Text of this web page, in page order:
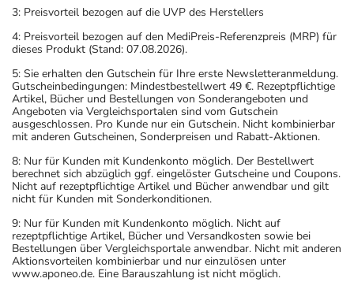
Anwendungshinweise
Die Gesamtdosis sollte nicht ohne Rücksprache mit
einem Arzt oder Apotheker überschritten werden.
Art der Anwendung?
Nehmen Sie das Arzneimittel im Ganzen mit Flüssigkeit
(z.B. 1 Glas Wasser) ein. Das Arzneimittel darf nicht
Dauer der Anwendung?
Die Anwendungsdauer richtet sich nach Art der
3: Preisvorteil bezogen auf die UVP des Herstellers
4: Preisvorteil bezogen auf den MediPreis-Referenzpreis (MRP) für
dieses Produkt (Stand: 07.08.2026).
5: Sie erhalten den Gutschein für Ihre erste Newsletteranmeldung.
Gutscheinbedingungen: Mindestbestellwert 49 €. Rezeptpflichtige
Artikel, Bücher und Bestellungen von Sonderangeboten und
Angeboten via Vergleichsportalen sind vom Gutschein
ausgeschlossen. Pro Kunde nur ein Gutschein. Nicht kombinierbar
mit anderen Gutscheinen, Sonderpreisen und Rabatt-Aktionen.
8: Nur für Kunden mit Kundenkonto möglich. Der Bestellwert
berechnet sich abzüglich ggf. eingelöster Gutscheine und Coupons.
Nicht auf rezeptpflichtige Artikel und Bücher anwendbar und gilt
nicht für Kunden mit Sonderkonditionen.
9: Nur für Kunden mit Kundenkonto möglich. Nicht auf
rezeptpflichtige Artikel, Bücher und Versandkosten sowie bei
Bestellungen über Vergleichsportale anwendbar. Nicht mit anderen
Aktionsvorteilen kombinierbar und nur einzulösen unter
www.aponeo.de. Eine Barauszahlung ist nicht möglich.